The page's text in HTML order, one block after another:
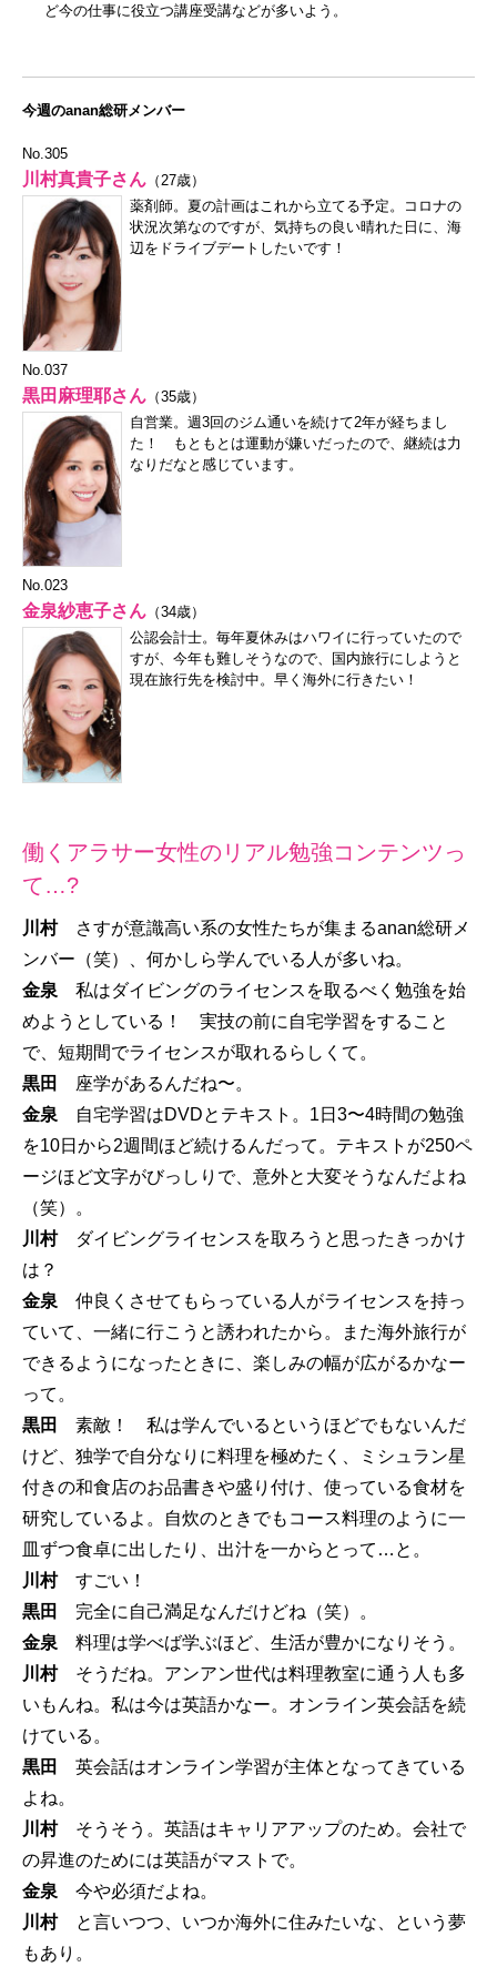
ど今の仕事に役立つ講座受講などが多いよう。
今週のanan総研メンバー
No.305
川村真貴子さん （27歳）
薬剤師。夏の計画はこれから立てる予定。コロナの
状況次第なのですが、気持ちの良い晴れた日に、海
辺をドライブデートしたいです！
No.037
黒田麻理耶さん （35歳）
自営業。週3回のジム通いを続けて2年が経ちまし
た！ もともとは運動が嫌いだったので、継続は力
なりだなと感じています。
No.023
金泉紗恵子さん （34歳）
公認会計士。毎年夏休みはハワイに行っていたので
すが、今年も難しそうなので、国内旅行にしようと
現在旅行先を検討中。早く海外に行きたい！
働くアラサー女性のリアル勉強コンテンツっ
て…?
川村
さすが意識高い系の女性たちが集まるanan総研メ
ンバー（笑）、何かしら学んでいる人が多いね。
金泉 私はダイビングのライセンスを取るべく勉強を始
めようとしている！ 実技の前に自宅学習をすること
で、短期間でライセンスが取れるらしくて。
黒田
座学があるんだね〜。
金泉
自宅学習はDVDとテキスト。1日3〜4時間の勉強
を10日から2週間ほど続けるんだって。テキストが250ペ
ージほど文字がびっしりで、意外と大変そうなんだよね
（笑）。
川村
ダイビングライセンスを取ろうと思ったきっかけ
は？
金泉 仲良くさせてもらっている人がライセンスを持っ
ていて、一緒に行こうと誘われたから。また海外旅行が
できるようになったときに、楽しみの幅が広がるかなー
って。
黒田 素敵！ 私は学んでいるというほどでもないんだ
けど、独学で自分なりに料理を極めたく、ミシュラン星
付きの和食店のお品書きや盛り付け、使っている食材を
研究しているよ。自炊のときでもコース料理のように一
皿ずつ食卓に出したり、出汁を一からとって…と。
川村 すごい！
黒田 完全に自己満足なんだけどね（笑）。
金泉 料理は学べば学ぶほど、生活が豊かになりそう。
川村 そうだね。アンアン世代は料理教室に通う人も多
いもんね。私は今は英語かなー。オンライン英会話を続
けている。
黒田 英会話はオンライン学習が主体となってきている
よね。
川村 そうそう。英語はキャリアアップのため。会社で
の昇進のためには英語がマストで。
金泉 今や必須だよね。
川村
と言いつつ、いつか海外に住みたいな、という夢
もあり。